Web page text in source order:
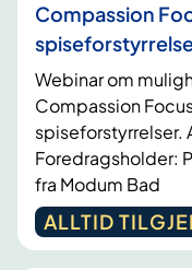
Compassion
Webinar om
Compassion
spiseforstyrrelser.
Foredragsholder:
fra Modum Bad
ALLTID